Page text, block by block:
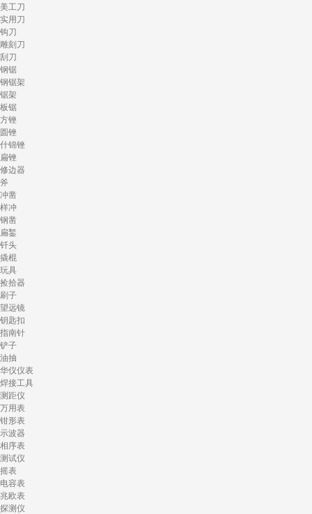
美工刀
实用刀
钩刀
雕刻刀
刮刀
钢锯
钢锯架
锯架
板锯
方锉
圆锉
什锦锉
扁锉
修边器
斧
冲凿
样冲
钢凿
扁錾
钎头
撬棍
玩具
捡拾器
刷子
望远镜
钥匙扣
指南针
铲子
油抽
华仪仪表
焊接工具
测距仪
万用表
钳形表
示波器
相序表
测试仪
摇表
电容表
兆欧表
探测仪